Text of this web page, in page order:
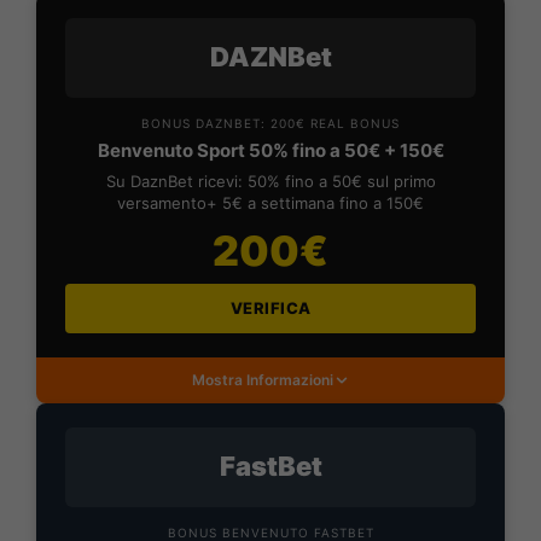
DAZNBet
BONUS DAZNBET: 200€ REAL BONUS
Benvenuto Sport 50% fino a 50€ + 150€
Su DaznBet ricevi: 50% fino a 50€ sul primo
versamento+ 5€ a settimana fino a 150€
200€
VERIFICA
Mostra Informazioni
FastBet
BONUS BENVENUTO FASTBET